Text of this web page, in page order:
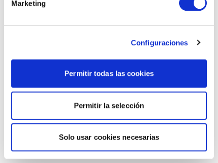
Marketing
Configuraciones
Permitir todas las cookies
Permitir la selección
Solo usar cookies necesarias